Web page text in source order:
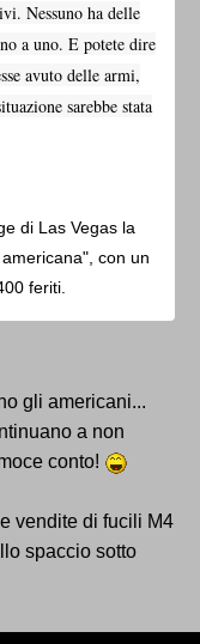
Nessuno ha delle
a uno. E potete dire
avuto delle armi,
sarebbe stata
di Las Vegas la
con un
feriti.
gli americani...
a non
conto!
vendite di fucili M4
spaccio sotto